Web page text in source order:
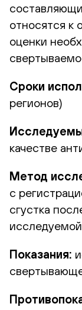
относятся к
оценки
Сроки
регионов)
качестве
Метод
с
сгустка
Показания: